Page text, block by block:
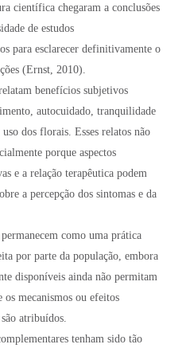
científica chegaram a conclusões
de estudos
para esclarecer definitivamente o
(Ernst, 2010).
benefícios subjetivos
autocuidado, tranquilidade
dos florais. Esses relatos não
porque aspectos
e a relação terapêutica podem
a percepção dos sintomas e da
como uma prática
por parte da população, embora
disponíveis ainda não permitam
mecanismos ou efeitos
atribuídos.
tenham sido tão